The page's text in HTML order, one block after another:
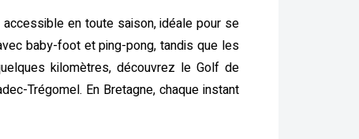
accessible en toute saison, idéale pour se
baby-foot et ping-pong, tandis que les
kilomètres, découvrez le Golf de
Trégomel. En Bretagne, chaque instant